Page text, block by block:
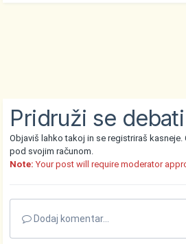
Pridruži se debati
Objaviš lahko takoj in se registriraš kasneje.
pod svojim računom.
Note: Your post will require moderator
Dodaj komentar...